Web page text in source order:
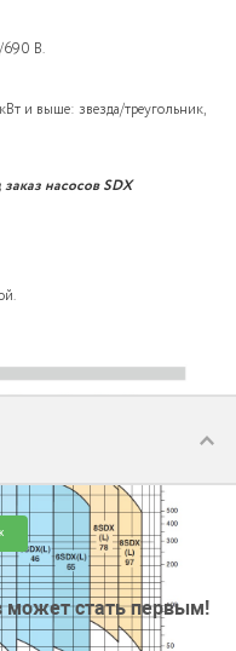
В.
и выше: звезда/треугольник,
насосов SDX
стать первым!